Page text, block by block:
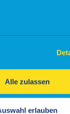
Alle zulassen
erlauben